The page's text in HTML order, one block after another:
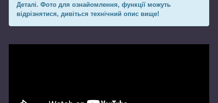
Деталі. Фото для ознайомлення, функції можуть
відрізнятися, дивіться технічний опис вище!